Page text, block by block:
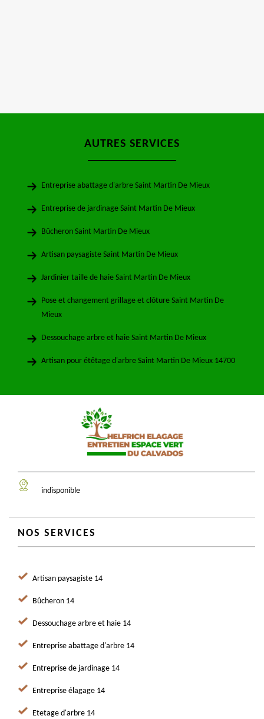
AUTRES SERVICES
Entreprise abattage d'arbre Saint Martin De Mieux
Entreprise de jardinage Saint Martin De Mieux
Bûcheron Saint Martin De Mieux
Artisan paysagiste Saint Martin De Mieux
Jardinier taille de haie Saint Martin De Mieux
Pose et changement grillage et clôture Saint Martin De
Mieux
Dessouchage arbre et haie Saint Martin De Mieux
Artisan pour étêtage d'arbre Saint Martin De Mieux 14700
indisponible
NOS SERVICES
Artisan paysagiste 14
Bûcheron 14
Dessouchage arbre et haie 14
Entreprise abattage d'arbre 14
Entreprise de jardinage 14
Entreprise élagage 14
Etetage d'arbre 14